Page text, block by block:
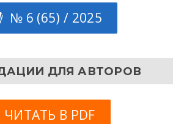
№ 6 (65) / 2025
ДЛЯ АВТОРОВ
ЧИТАТЬ В PDF